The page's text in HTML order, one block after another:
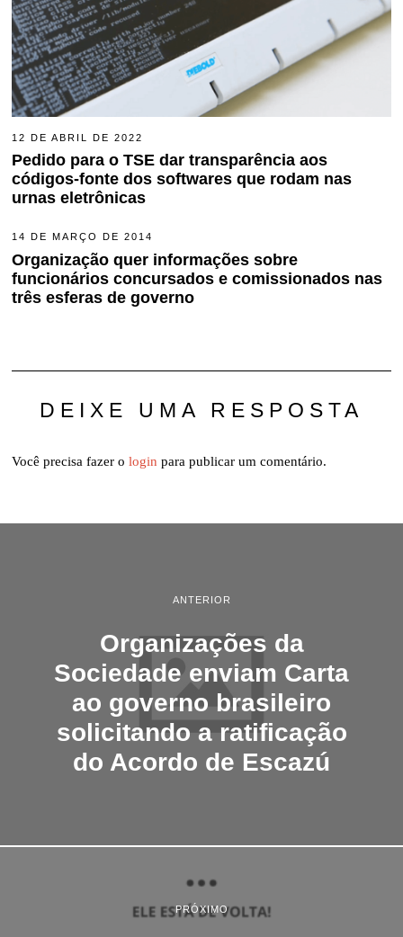
12 DE ABRIL DE 2022
E
A
O
T
D
2
0
Pedido para o TSE dar transparência aos
códigos-fonte dos softwares que rodam nas
urnas eletrônicas
14 DE MARÇO DE 2014
D
E
E
R
4
Organização quer informações sobre
funcionários concursados e comissionados nas
três esferas de governo
DEIXE UMA RESPOSTA
Você precisa fazer ologin para publicar um comentário.
ANTERIOR
Organizações da
Sociedade enviam Carta
ao governo brasileiro
solicitando a ratificação
do Acordo de Escazú
PRÓXIMO